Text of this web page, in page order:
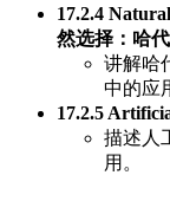
17.2.4
然选择：哈
讲解哈
中的应
17.2.5
描述人
用。